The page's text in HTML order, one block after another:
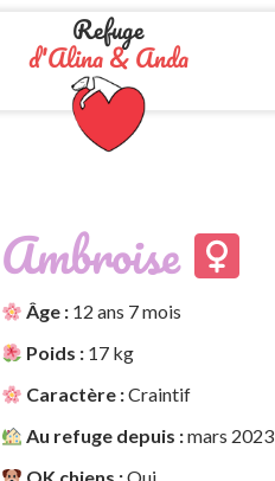
Refuge
d'Alina & Anda
Ambroise
Âge :12 ans 7 mois
Poids :17 kg
Caractère :Craintif
Au refuge depuis :mars 2023